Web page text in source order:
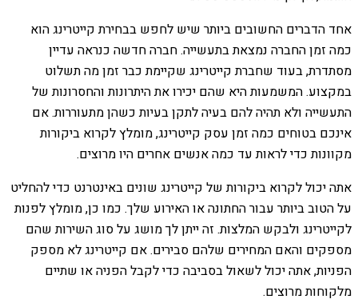
אחד הדברים החשובים ביותר שיש לחפש בבחירת קייטרינג הוא
כמה זמן החברה נמצאת בתעשייה. חברה חדשה כנראה עדיין
מסתדרת, בעוד שחברת קייטרינג שקיימת כבר זמן מה תשלוט
במקצוע. המשמעות היא שהם יכירו את היתרונות והחסרונות של
התעשייה ולא תהיה להם בעיה לתקן בעיות כשהן מתעוררות. אם
אינכם בטוחים כמה זמן עסק קייטרינג, מומלץ לקרוא ביקורות
מקוונות כדי לראות עד כמה אנשים אחרים היו מרוצים.
אתה יכול לקרוא ביקורות של קייטרינג שונים באינטרנט כדי להחליט
על הטוב ביותר עבור החתונה או האירוע שלך. כמו כן, מומלץ לפנות
לקייטרינג ולבקש המלצות. זה ייתן לך מושג על סוג השירות שהם
מספקים והאם המחירים שלהם סבירים. אם קייטרינג לא מספק
הפניות, אתה יכול לשאול בסביבה כדי לקבל הפניה או שתיים
מלקוחות מרוצים.